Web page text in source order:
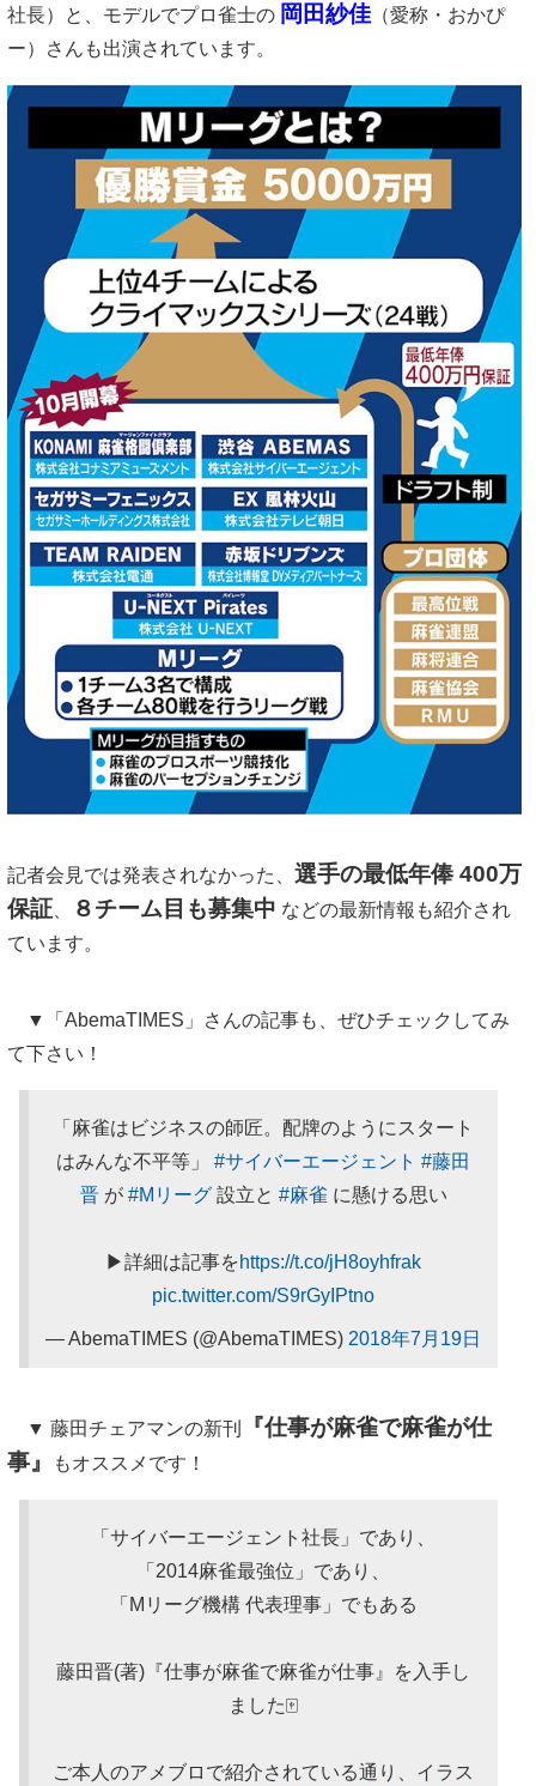
社長）と、モデルでプロ雀士の 岡田紗佳 （愛称・おかぴ
ー）さんも出演されています。
記者会見では発表されなかった、 選手の最低年俸 400万
保証
８チーム目も募集中 などの最新情報も紹介され
ています。
▼「AbemaTIMES」さんの記事も、ぜひチェックしてみ
て下さい！
「麻雀はビジネスの師匠。配牌のようにスタート
はみんな不平等」#サイバーエージェント #藤田
晋が #Mリーグ設立と #麻雀 に懸ける思い
▶詳細は記事をhttps://t.co/jH8oyhfrak
pic.twitter.com/S9rGyIPtno
— AbemaTIMES (@AbemaTIMES) 2018年7月19日
▼ 藤田チェアマンの新刊
『仕事が麻雀で麻雀が仕
事』
もオススメです！
「サイバーエージェント社長」であり、
「2014麻雀最強位」であり、
「Mリーグ機構 代表理事」でもある
藤田晋(著)『仕事が麻雀で麻雀が仕事』を入手し
ました🀄
ご本人のアメブロで紹介されている通り、イラス